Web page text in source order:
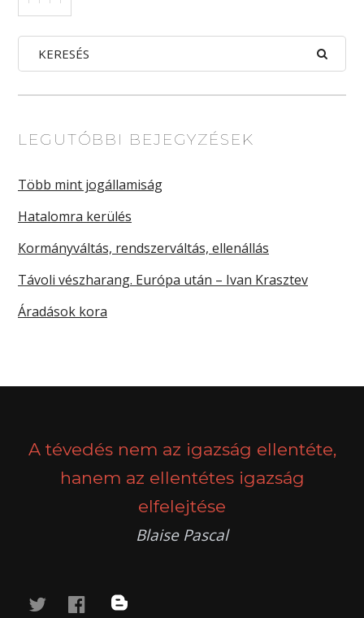
LEGUTÓBBI BEJEGYZÉSEK
Több mint jogállamiság
Hatalomra kerülés
Kormányváltás, rendszerváltás, ellenállás
Távoli vészharang. Európa után – Ivan Krasztev
Áradások kora
A tévedés nem az igazság ellentéte,
hanem az ellentétes igazság
elfelejtése
Blaise Pascal
twitterfacebook
blog